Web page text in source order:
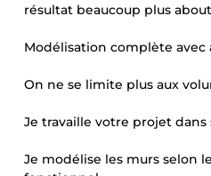
résultat beaucoup plus
Modélisation complète
On ne se limite plus aux
Je travaille votre projet dans
Je modélise les murs selon